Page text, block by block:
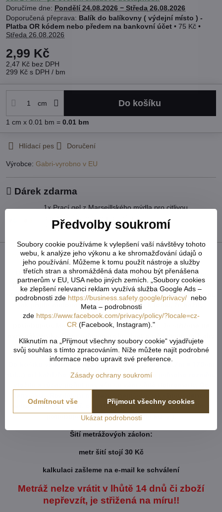
Doručíme dne: Pondělí 24.08.2026 − Středa 26.08.2026
Balík do balíkovny ( výdejní místo ) -
Platba OR kódem nebo předem na bankovní účet • 75 Kč •
Středa 26.08.2026
2,99 Kč
2,47 Kč bez DPH
299 Kč s DPH / bm
cm Do košíku
1 cm x 0.01 bm = 0.01 bm
Hlídací pes Doručení
Výrobce: Gabri-vyrobno v EU
Dárek zdarma
1x Prací gel z Marseillského mýdla pro citlivou
pokožku 100ml ( mix druhů )
Bonus zdarma v hodnotě 159 Kč!
Popis
U tvarovaných záclon čí vzororvaných látek ( závěsů ) je
potřeba počítat s nějakým prostřihem, aby byly obě strany
stejné po ušití a to samé platí pro vzor. Nikdy nevíme předem,
jak přijde záclona ustřižená vzhledem k tomu, že každý
potřebuje jiný rozměr. Vždy tedy vezměte více než
potřebujete. Metráž nelze vrátit ani vyměnit. Je střižená na
Vám chybělo. Záložka zabere cca 5-6cm.
Do košíku vkládejte celkový počet v cm ( např. 1,7m = 170cm
atd...) od každého rozměru či barvy. Pokud u jednoho rozměru
metráž rozdělit ( např. objednáte 800cm záclony což je 8m a
potřebujete rozdělit na 2 stejné kusy ).
Šití metrážových záclon:
metr šití stojí 30 Kč
kalkulaci zašleme na e-mail ke schválení
Metráž nelze vrátit v lhůtě 14 dnů či zboží
nepřevzít, je střižená na míru!!
Předvolby soukromí
Soubory cookie používáme k vylepšení vaší návštěvy tohoto
webu, k analýze jeho výkonu a ke shromažďování údajů o
jeho používání. Můžeme k tomu použít nástroje a služby
třetích stran a shromážděná data mohou být přenášena
partnerům v EU, USA nebo jiných zemích. „Soubory cookies
ke zlepšení relevanci reklam využívá služba Google Ads –
podrobnosti zde https://business.safety.google/privacy/ nebo
Meta – podrobnosti
zde https://www.facebook.com/privacy/policy/?locale=cz-
CR (Facebook, Instagram)."
Kliknutím na „Přijmout všechny soubory cookie“ vyjadřujete
svůj souhlas s tímto zpracováním. Níže můžete najít podrobné
informace nebo upravit své preference.
Zásady ochrany soukromí
Ukázat podrobnosti
Přijmout všechny cookies
Odmítnout vše